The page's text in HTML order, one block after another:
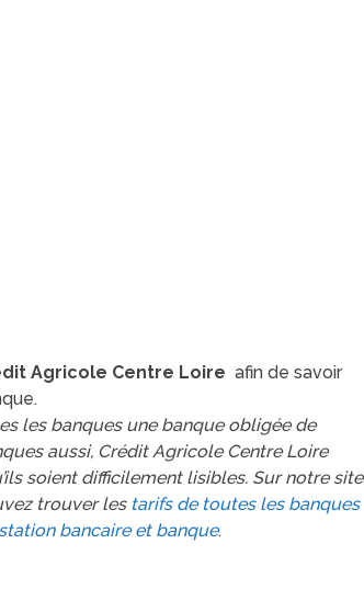
Agricole Centre Loire afin de savoir
les banques une banque obligée de
aussi, Crédit Agricole Centre Loire
soient difficilement lisibles. Sur notre site
trouver les tarifs de toutes les banques
bancaire et banque.